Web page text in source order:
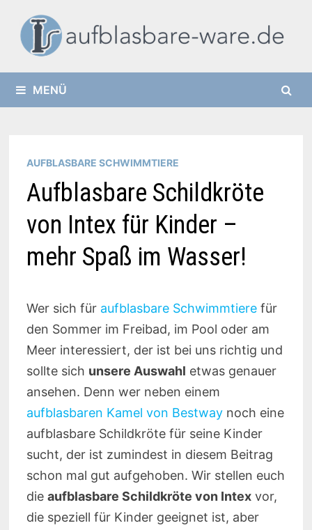
zum
Inhalt
MENÜ
AUFBLASBARE SCHWIMMTIERE
Aufblasbare Schildkröte
von Intex für Kinder –
mehr Spaß im Wasser!
Wer sich für aufblasbare Schwimmtierefür
den Sommer im Freibad, im Pool oder am
Meer interessiert, der ist bei uns richtig und
sollte sich unsere Auswahl etwas genauer
ansehen. Denn wer neben einem
aufblasbaren Kamel von Bestwaynoch eine
aufblasbare Schildkröte für seine Kinder
sucht, der ist zumindest in diesem Beitrag
schon mal gut aufgehoben. Wir stellen euch
die aufblasbare Schildkröte von Intexvor,
die speziell für Kinder geeignet ist, aber